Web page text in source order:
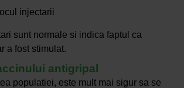
injectarii
sunt normale si indica faptul ca
a fost stimulat.
antigripal
populatiei, este mult mai sigur sa se